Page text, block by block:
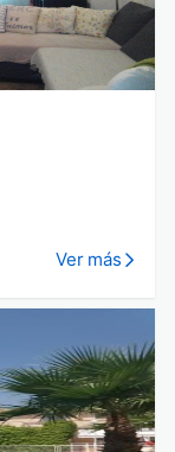
Ver más